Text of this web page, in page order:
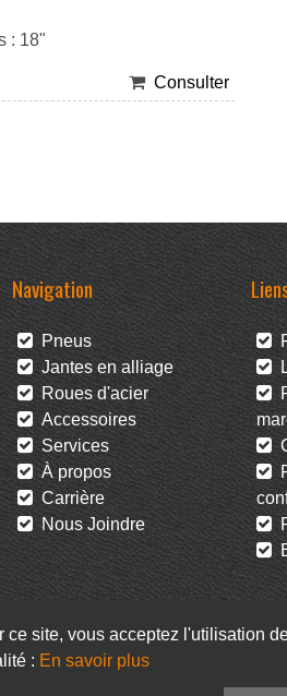
: 18"
Consulter
Navigation
Pneus
Jantes en alliage
Roues d'acier
Accessoires
Services
À propos
Carrière
Nous Joindre
site, vous acceptez l'utilisation
: En savoir plus